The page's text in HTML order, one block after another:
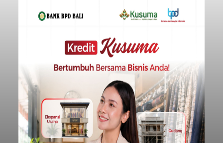
Tumbangkan Mantan Petenis
PON, Pasangan Rudy/Agung
Manik Melaju ke Semifinal
IKMS Bali Cup 2026
balitribune.co.id | Denpasar - Turnamen Tenis
Perorangan Ganda Putra Ikatan Keluarga Minang
Saiyo (IKMS) Bali Cup 2026 kini telah resmi
memasuki babak semifinal. Sejumlah kejutan
mewarnai babak delapan besar yang digelar di
Lapangan Tenis Telkom Denpasar pada Minggu,
9 Agustus 2026.
Denpasar